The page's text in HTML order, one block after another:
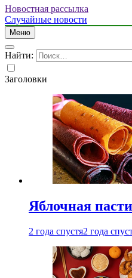
Новостная рассылка
Случайные новости
Меню
Найти:
Заголовки
Яблочная
2 года спустя2 года